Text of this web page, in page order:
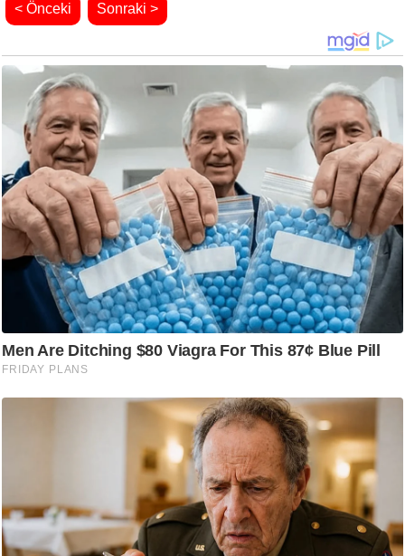
< Önceki Sonraki >